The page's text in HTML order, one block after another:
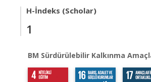
H-İndeks (Scholar)
1
BM Sürdürülebilir Kalkınma